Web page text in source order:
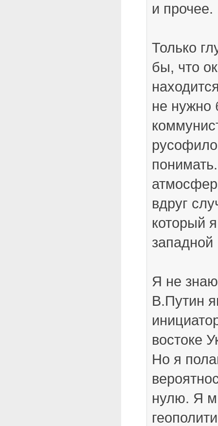
и прочее.
Только
бы, что
не нужно
вдруг
который
Я не
В.Путин
востоке
Но я
нулю. Я